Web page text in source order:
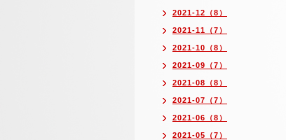
2021-12（8）
2021-11（7）
2021-10（8）
2021-09（7）
2021-08（8）
2021-07（7）
2021-06（8）
2021-05（7）